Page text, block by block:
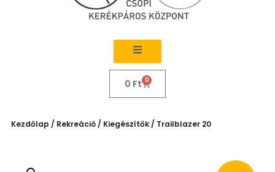
0 Ft 0
Kezdőlap / Rekreáció / Kiegészítők / Trailblazer 20